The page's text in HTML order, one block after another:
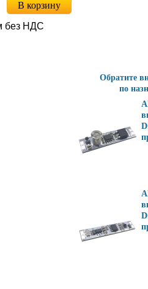
В корзину
без НДС
Обратите
по